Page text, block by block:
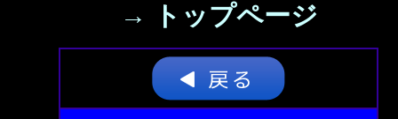
→ トップページ